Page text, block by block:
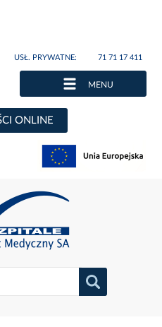
USŁ. PRYWATNE: 71 71 17 411
MENU
ONLINE